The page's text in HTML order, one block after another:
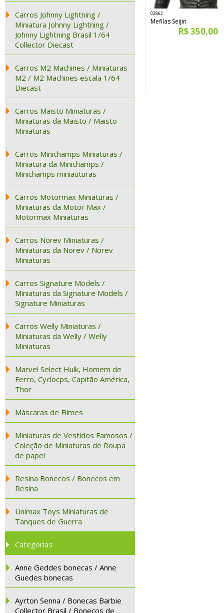
Carros Johnny Lightning /
Miniatura Johnny Lightning /
Johnny Lightning Brasil 1/64
Collector Diecast
Carros M2 Machines / Miniaturas
M2 / M2 Machines escala 1/64
Diecast
Carros Maisto Miniaturas /
Miniaturas da Maisto / Maisto
Miniaturas
Carros Minichamps Miniaturas /
Miniatura da Minichamps /
Minichamps miniauturas
Carros Motormax Miniaturas /
Miniaturas da Motor Max /
Motormax Miniaturas
Carros Norev Miniaturas /
Miniaturas da Norev / Norev
Miniaturas
Carros Signature Models /
Miniaturas da Signature Models /
Signature Miniaturas
Carros Welly Miniaturas /
Miniaturas da Welly / Welly
Miniaturas
Marvel Select Hulk, Homem de
Ferro, Cyclocps, Capitão América,
Thor
Máscaras de Filmes
Miniaturas de Vestidos Famosos /
Coleção de Miniaturas de Roupa
de papel
Resina Bonecos / Bonecos em
Resina
Unimax Toys Miniaturas de
Tanques de Guerra
Categorias
Anne Geddes bonecas / Anne
Guedes bonecas
Ayrton Senna / Bonecas Barbie
Collector Brasil / Bonecos de
02862
Mefilas Seijin
R$ 350,00